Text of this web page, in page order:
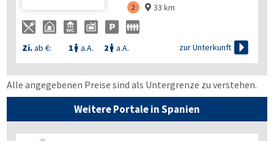
2  33 km
Zi.ab €: 1  a.A. 2  a.A. zur Unterkunft 
Alle angegebenen Preise sind als Untergrenze zu verstehen.
Weitere Portale in Spanien